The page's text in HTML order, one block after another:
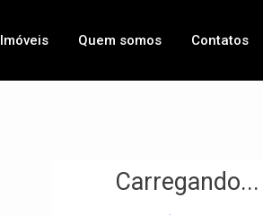
Imóveis Quem somos Contatos
Carregando...